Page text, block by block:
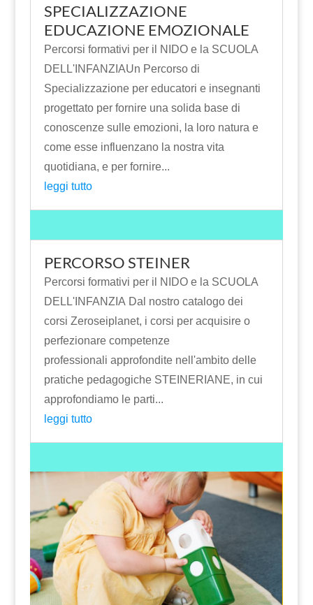
SPECIALIZZAZIONE
EDUCAZIONE EMOZIONALE
Percorsi formativi per il NIDO e la SCUOLA
DELL'INFANZIAUn Percorso di
Specializzazione per educatori e insegnanti
progettato per fornire una solida base di
conoscenze sulle emozioni, la loro natura e
come esse influenzano la nostra vita
quotidiana, e per fornire...
leggi tutto
PERCORSO STEINER
Percorsi formativi per il NIDO e la SCUOLA
DELL'INFANZIA Dal nostro catalogo dei
corsi Zeroseiplanet, i corsi per acquisire o
perfezionare competenze
professionali approfondite nell'ambito delle
pratiche pedagogiche STEINERIANE, in cui
approfondiamo le parti...
leggi tutto